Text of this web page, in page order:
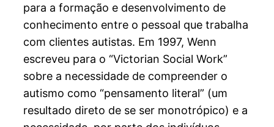
para a formação e desenvolvimento de
conhecimento entre o pessoal que trabalha
com clientes autistas. Em 1997, Wenn
escreveu para o “Victorian Social Work”
sobre a necessidade de compreender o
autismo como “pensamento literal” (um
resultado direto de se ser monotrópico) e a